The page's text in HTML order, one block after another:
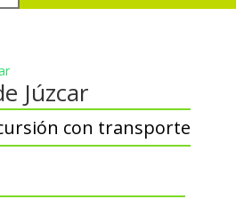
Júzcar
con transporte